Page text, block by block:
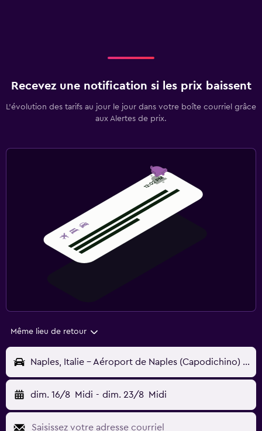
Recevez une notification si les prix baissent
L’évolution des tarifs au jour le jour dans votre boîte courriel grâce
aux Alertes de prix.
Même lieu de retour
Naples, Italie - Aéroport de Naples (Capodichino) (NAP)
dim. 16/8 Midi - dim. 23/8 Midi